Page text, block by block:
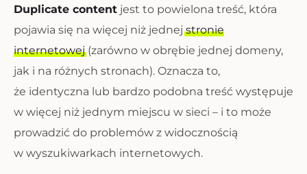
Duplicate content jest to powielona treść, która
pojawia się na więcej niż jednejstronie
internetowej(zarówno w obrębie jednej domeny,
jak i na różnych stronach). Oznacza to,
że identyczna lub bardzo podobna treść występuje
w więcej niż jednym miejscu w sieci – i to może
prowadzić do problemów z widocznością
w wyszukiwarkach internetowych.